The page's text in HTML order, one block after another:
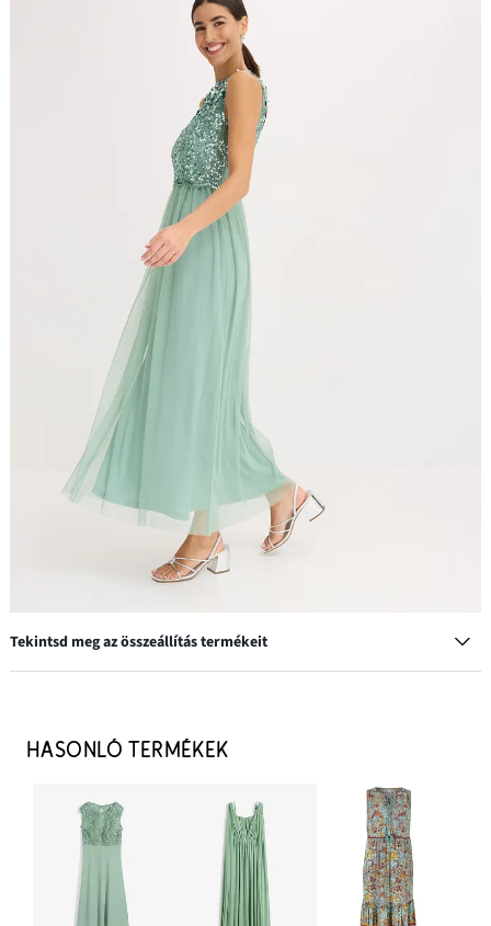
Tekintsd meg az összeállítás termékeit
Balconette melltartó variálható vállpántokkal
6299 Ft
HOZZÁADÁS A KOSÁRHOZ
HASONLÓ TERMÉKEK